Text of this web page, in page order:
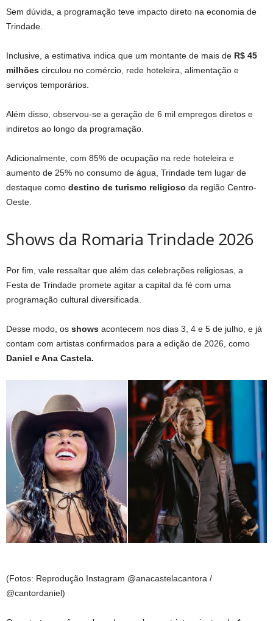
Sem dúvida, a programação teve impacto direto na economia de
Trindade.
Inclusive, a estimativa indica que um montante de mais de R$ 45
milhões circulou no comércio, rede hoteleira, alimentação e
serviços temporários.
Além disso, observou-se a geração de 6 mil empregos diretos e
indiretos ao longo da programação.
Adicionalmente, com 85% de ocupação na rede hoteleira e
aumento de 25% no consumo de água, Trindade tem lugar de
destaque como destino de turismo religioso da região Centro-
Oeste.
Shows da Romaria Trindade 2026
Por fim, vale ressaltar que além das celebrações religiosas, a
Festa de Trindade promete agitar a capital da fé com uma
programação cultural diversificada.
Desse modo, os shows acontecem nos dias 3, 4 e 5 de julho, e já
contam com artistas confirmados para a edição de 2026, como
Daniel e Ana Castela.
(Fotos: Reprodução Instagram @anacastelacantora /
@cantordaniel)